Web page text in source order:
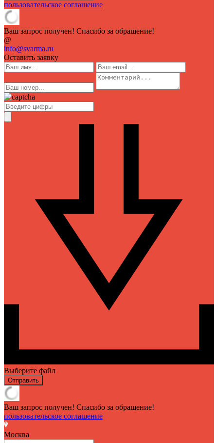
пользовательское соглашение
Ваш запрос получен! Спасибо за обращение!
@
info@svarma.ru
Оставить заявку
Выберите файл
Отправить
Ваш запрос получен! Спасибо за обращение!
пользовательское соглашение
Москва